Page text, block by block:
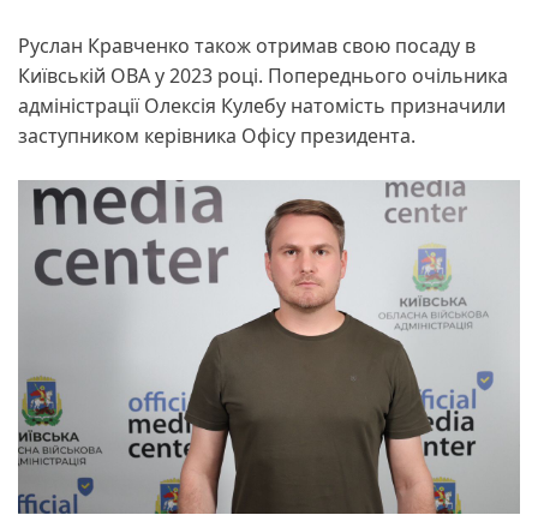
Руслан Кравченко також отримав свою посаду в
Київській ОВА у 2023 році. Попереднього очільника
адміністрації Олексія Кулебу натомість призначили
заступником керівника Офісу президента.